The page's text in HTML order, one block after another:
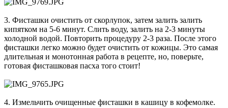
3. Фисташки очистить от скорлупок, затем залить залить
кипятком на 5-6 минут. Слить воду, залить на 2-3 минуты
холодной водой. Повторить процедуру 2-3 раза. После этого
фисташки легко можно будет очистить от кожицы. Это самая
длительная и монотонная работа в рецепте, но, поверьте,
готовая фисташковая пасха того стоит!
4. Измельчить очищенные фисташки в кашицу в кофемолке.